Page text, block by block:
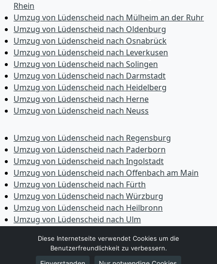
Rhein
Umzug von Lüdenscheid nach Mülheim an der Ruhr
Umzug von Lüdenscheid nach Oldenburg
Umzug von Lüdenscheid nach Osnabrück
Umzug von Lüdenscheid nach Leverkusen
Umzug von Lüdenscheid nach Solingen
Umzug von Lüdenscheid nach Darmstadt
Umzug von Lüdenscheid nach Heidelberg
Umzug von Lüdenscheid nach Herne
Umzug von Lüdenscheid nach Neuss
Umzug von Lüdenscheid nach Regensburg
Umzug von Lüdenscheid nach Paderborn
Umzug von Lüdenscheid nach Ingolstadt
Umzug von Lüdenscheid nach Offenbach am Main
Umzug von Lüdenscheid nach Fürth
Umzug von Lüdenscheid nach Würzburg
Umzug von Lüdenscheid nach Heilbronn
Umzug von Lüdenscheid nach Ulm
Umzug von Lüdenscheid nach Wolfsburg
Umzug von Lüdenscheid nach Bottrop
Diese Internetseite verwendet Cookies um die
Benutzerfreundlichkeit zu verbessern.